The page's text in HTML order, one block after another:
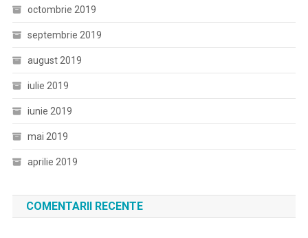
octombrie 2019
septembrie 2019
august 2019
iulie 2019
iunie 2019
mai 2019
aprilie 2019
COMENTARII RECENTE